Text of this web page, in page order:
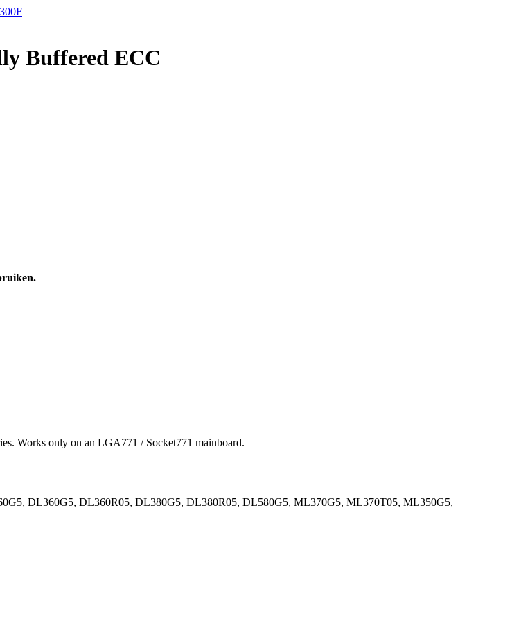
Buffered ECC
Works only on an LGA771 / Socket771 mainboard.
DL360G5, DL360R05, DL380G5, DL380R05, DL580G5, ML370G5, ML370T05, ML350G5,